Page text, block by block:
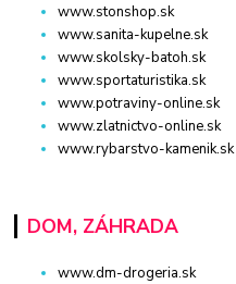
www.stonshop.sk
www.sanita-kupelne.sk
www.skolsky-batoh.sk
www.sportaturistika.sk
www.potraviny-online.sk
www.zlatnictvo-online.sk
www.rybarstvo-kamenik.sk
DOM, ZÁHRADA
www.dm-drogeria.sk